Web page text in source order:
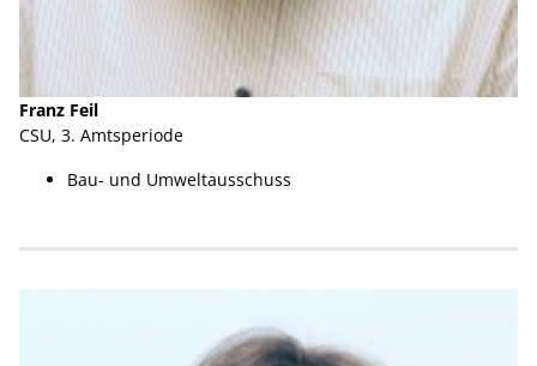
Franz Feil
CSU, 3. Amtsperiode
Bau- und Umweltausschuss